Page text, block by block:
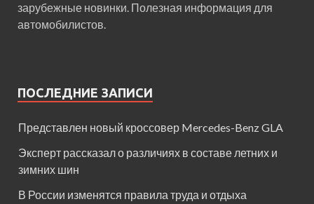
зарубежные новинки. Полезная информация для
автомобилистов.
ПОСЛЕДНИЕ ЗАПИСИ
Представлен новый кроссовер Mercedes-Benz GLA
Эксперт рассказал о различиях в составе летних и
зимних шин
В России изменятся правила труда и отдыха